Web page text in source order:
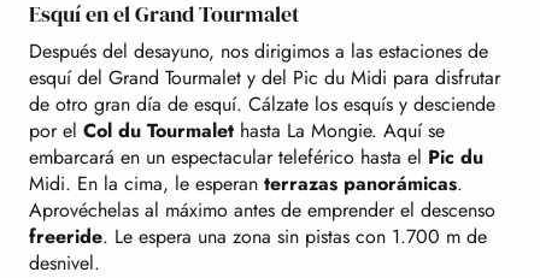
Esquí en el Grand Tourmalet
Después del desayuno, nos dirigimos a las estaciones de
esquí del Grand Tourmalet y del Pic du Midi para disfrutar
de otro gran día de esquí. Cálzate los esquís y desciende
por el Col du Tourmalet hasta La Mongie. Aquí se
embarcará en un espectacular teleférico hasta el Pic du
Midi. En la cima, le esperan terrazas panorámicas.
Aprovéchelas al máximo antes de emprender el descenso
freeride. Le espera una zona sin pistas con 1.700 m de
desnivel.